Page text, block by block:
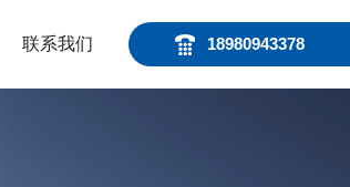
18980943378
联系我们